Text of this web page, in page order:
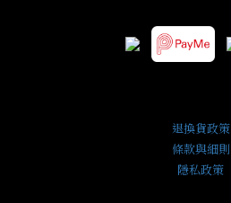
退換貨政策
條款與細則
隱私政策